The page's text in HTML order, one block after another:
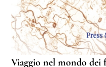
Viaggio nel mondo dei